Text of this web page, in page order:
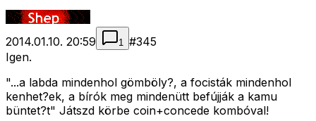
2014.01.10. 20:59 1 #345
Igen.
"...a labda mindenhol gömböly?, a focisták mindenhol
kenhet?ek, a bírók meg mindenütt befújják a kamu
büntet?t" Játszd körbe coin+concede kombóval!